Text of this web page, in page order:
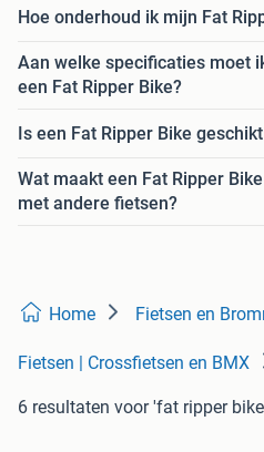
Hoe onderhoud ik mijn Fat
Aan welke specificaties moet
een Fat Ripper Bike?
Is een Fat Ripper Bike
Wat maakt een Fat Ripper
met andere fietsen?
Home Fietsen en
Fietsen | Crossfietsen en BMX
6 resultaten voor 'fat ripper